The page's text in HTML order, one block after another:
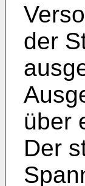
der
über
Der